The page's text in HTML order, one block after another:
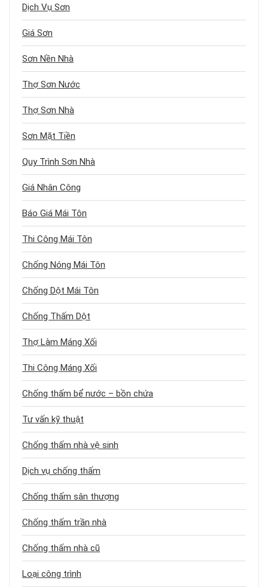
Dịch Vụ Sơn
Giá Sơn
Sơn Nền Nhà
Thợ Sơn Nước
Thợ Sơn Nhà
Sơn Mặt Tiền
Quy Trình Sơn Nhà
Giá Nhân Công
Báo Giá Mái Tôn
Thi Công Mái Tôn
Chống Nóng Mái Tôn
Chống Dột Mái Tôn
Chống Thấm Dột
Thợ Làm Máng Xối
Thi Công Máng Xối
Chống thấm bể nước – bồn chứa
Tư vấn kỹ thuật
Chống thấm nhà vệ sinh
Dịch vụ chống thấm
Chống thấm sân thượng
Chống thấm trần nhà
Chống thấm nhà cũ
Loại công trình